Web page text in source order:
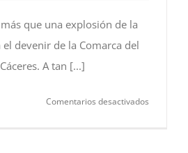
que una explosión de la
devenir de la Comarca del
A tan [...]
Comentarios desactivados